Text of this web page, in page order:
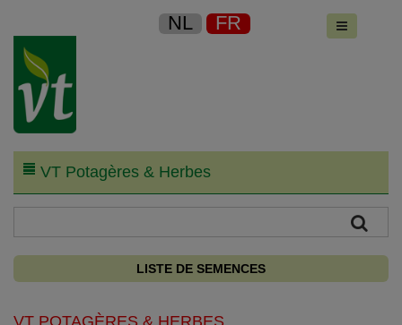
NL FR
VT Potagères & Herbes
LISTE DE SEMENCES
VT POTAGÈRES & HERBES